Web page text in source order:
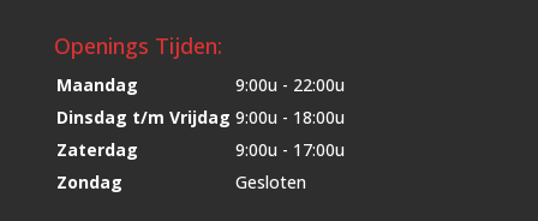
Openings Tijden:
Maandag
9:00u - 22:00u
Dinsdag t/m Vrijdag 9:00u - 18:00u
Zaterdag
9:00u - 17:00u
Zondag
Gesloten